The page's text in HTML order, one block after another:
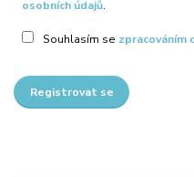
osobních údajů.
Souhlasím se zpracováním
Registrovat se